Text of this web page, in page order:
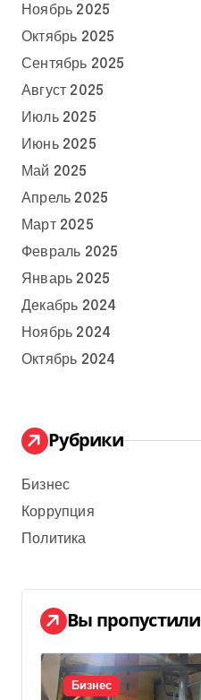
Ноябрь 2025
Октябрь 2025
Сентябрь 2025
Август 2025
Июль 2025
Июнь 2025
Май 2025
Апрель 2025
Март 2025
Февраль 2025
Январь 2025
Декабрь 2024
Ноябрь 2024
Октябрь 2024
Рубрики
Бизнес
Коррупция
Политика
Вы пропустили
Бизнес